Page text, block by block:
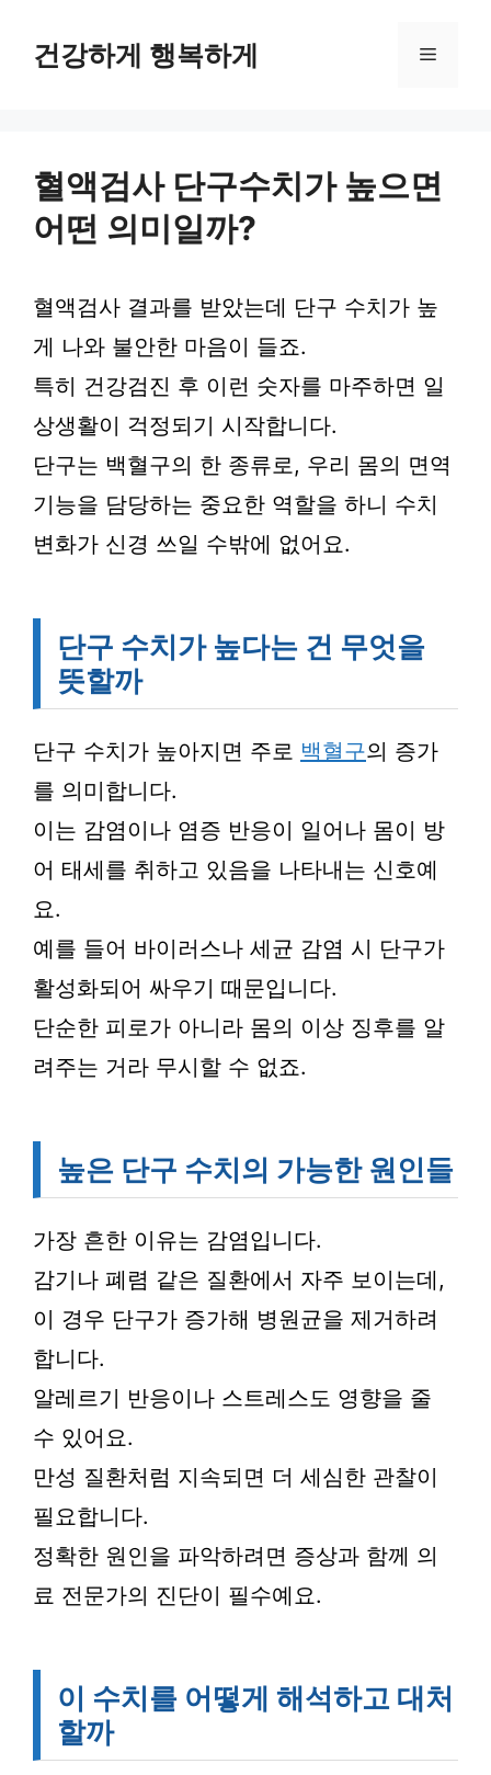
건강하게 행복하게 메
혈액검사 단구수치가 높으면
어떤 의미일까?
혈액검사 결과를 받았는데 단구 수치가 높
게 나와 불안한 마음이 들죠.
특히 건강검진 후 이런 숫자를 마주하면 일
상생활이 걱정되기 시작합니다.
단구는 백혈구의 한 종류로, 우리 몸의 면역
기능을 담당하는 중요한 역할을 하니 수치
변화가 신경 쓰일 수밖에 없어요.
단구 수치가 높다는 건 무엇을
뜻할까
단구 수치가 높아지면 주로 백혈구의 증가
를 의미합니다.
이는 감염이나 염증 반응이 일어나 몸이 방
어 태세를 취하고 있음을 나타내는 신호예
요.
예를 들어 바이러스나 세균 감염 시 단구가
활성화되어 싸우기 때문입니다.
단순한 피로가 아니라 몸의 이상 징후를 알
려주는 거라 무시할 수 없죠.
높은 단구 수치의 가능한 원인들
가장 흔한 이유는 감염입니다.
감기나 폐렴 같은 질환에서 자주 보이는데,
이 경우 단구가 증가해 병원균을 제거하려
합니다.
알레르기 반응이나 스트레스도 영향을 줄
수 있어요.
만성 질환처럼 지속되면 더 세심한 관찰이
필요합니다.
정확한 원인을 파악하려면 증상과 함께 의
료 전문가의 진단이 필수예요.
이 수치를 어떻게 해석하고 대처
할까